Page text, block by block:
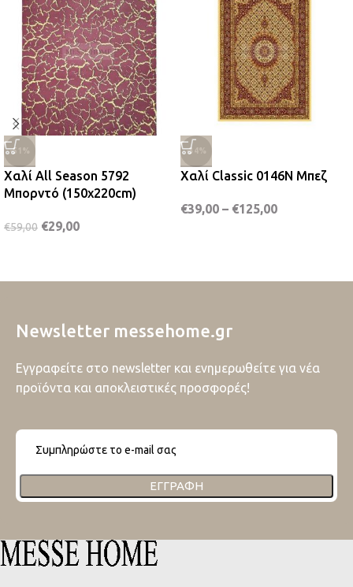
-51%
Χαλί All Season 5792
Μπορντό (150x220cm)
€59,00 €29,00
-34%
Χαλί Classic 0146N Μπεζ
€39,00 – €125,00
Newsletter messehome.gr
Εγγραφείτε στο newsletter και ενημερωθείτε για νέα
προϊόντα και αποκλειστικές προσφορές!
ΕΓΓΡΑΦΉ